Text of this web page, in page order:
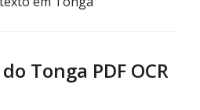
Tonga PDF OCR